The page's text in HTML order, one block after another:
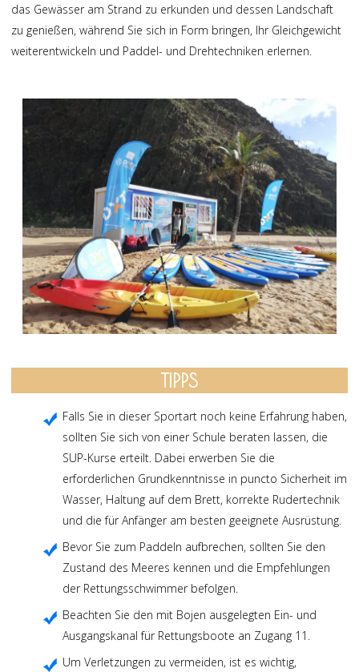
das Gewässer am Strand zu erkunden und dessen Landschaft
zu genießen, während Sie sich in Form bringen, Ihr Gleichgewicht
weiterentwickeln und Paddel- und Drehtechniken erlernen.
TIPPS
Falls Sie in dieser Sportart noch keine Erfahrung haben,
sollten Sie sich von einer Schule beraten lassen, die
SUP-Kurse erteilt. Dabei erwerben Sie die
erforderlichen Grundkenntnisse in puncto Sicherheit im
Wasser, Haltung auf dem Brett, korrekte Rudertechnik
und die für Anfänger am besten geeignete Ausrüstung.
Bevor Sie zum Paddeln aufbrechen, sollten Sie den
Zustand des Meeres kennen und die Empfehlungen
der Rettungsschwimmer befolgen.
Beachten Sie den mit Bojen ausgelegten Ein- und
Ausgangskanal für Rettungsboote an Zugang 11.
Um Verletzungen zu vermeiden, ist es wichtig,